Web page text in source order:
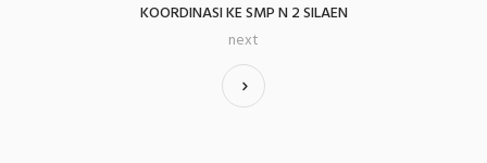
KOORDINASI KE SMP N 2 SILAEN
next